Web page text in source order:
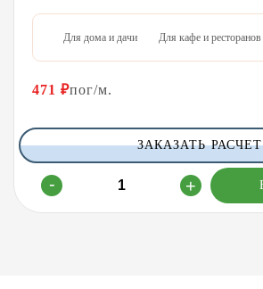
Для дома и дачи Для кафе и ресторанов
471 ₽пог/м.
ЗАКАЗАТЬ РАСЧЕТ